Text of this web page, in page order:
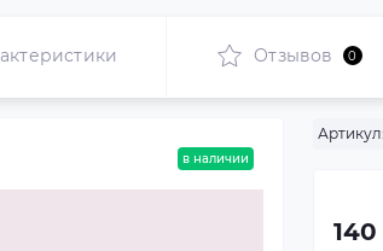
Отзывов 0
в наличии
Артикул: